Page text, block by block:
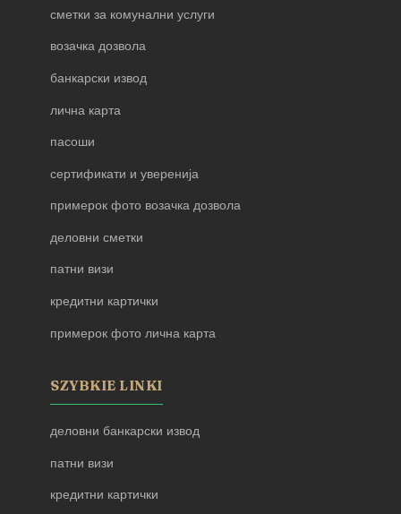
сметки за комунални услуги
возачка дозвола
банкарски извод
лична карта
пасоши
сертификати и уверенија
примерок фото возачка дозвола
деловни сметки
патни визи
кредитни картички
примерок фото лична карта
SZYBKIE LINKI
деловни банкарски извод
патни визи
кредитни картички